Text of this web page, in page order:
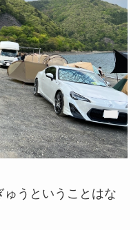
うということはな